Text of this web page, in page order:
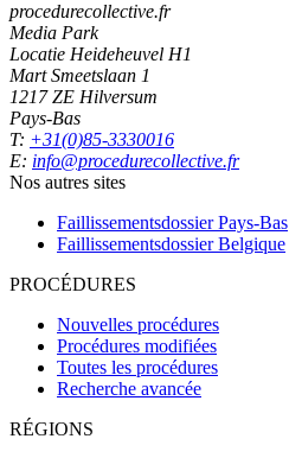
procedurecollective.fr
Media Park
Locatie Heideheuvel H1
Mart Smeetslaan 1
1217 ZE Hilversum
Pays-Bas
T: +31(0)85-3330016
E: info@procedurecollective.fr
Nos autres sites
Faillissementsdossier Pays-Bas
Faillissementsdossier Belgique
PROCÉDURES
Nouvelles procédures
Procédures modifiées
Toutes les procédures
Recherche avancée
RÉGIONS